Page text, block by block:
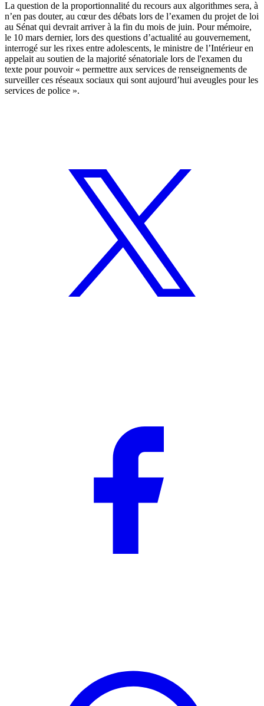
La question de la proportionnalité du recours aux algorithmes sera, à
n’en pas douter, au cœur des débats lors de l’examen du projet de loi
au Sénat qui devrait arriver à la fin du mois de juin. Pour mémoire,
le 10 mars dernier, lors des questions d’actualité au gouvernement,
interrogé sur les rixes entre adolescents, le ministre de l’Intérieur en
appelait au soutien de la majorité sénatoriale lors de l'examen du
texte pour pouvoir « permettre aux services de renseignements de
surveiller ces réseaux sociaux qui sont aujourd’hui aveugles pour les
services de police ».